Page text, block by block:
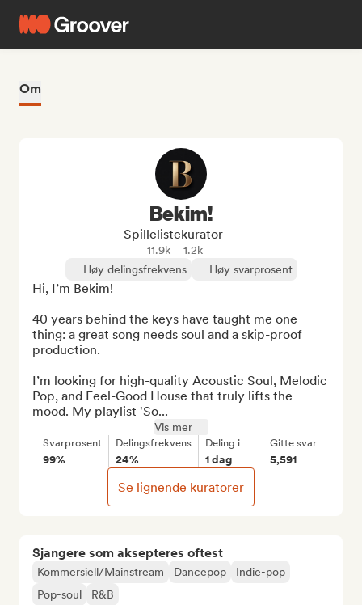
Om
Sjangere som aksepteres oftest
Kommersiell/Mainstream Dancepop
Indie-pop
Pop-soul
R&B
Bekim!
Spillelistekurator
11.9k
1.2k
Høy delingsfrekvens
Høy svarprosent
Hi, I’m Bekim!
40 years behind the keys have taught me one
thing: a great song needs soul and a skip-proof
production.
I’m looking for high-quality Acoustic Soul, Melodic
Pop, and Feel-Good House that truly lifts the
mood. My playlist 'So...
Vis mer
Svarprosent
99%
Delingsfrekvens
24%
Deling i
1 dag
Gitte svar
5,591
Se lignende kuratorer